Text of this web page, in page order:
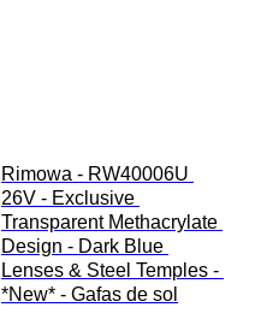
Rimowa - RW40006U
26V - Exclusive
Transparent Methacrylate
Design - Dark Blue
Lenses & Steel Temples -
*New* - Gafas de sol